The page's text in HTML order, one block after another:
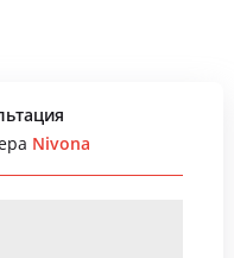
Nivona